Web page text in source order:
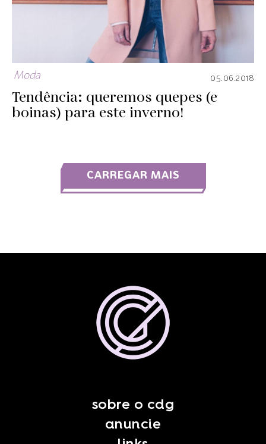
Moda 05.06.2018
Tendência: queremos quepes (e
boinas) para este inverno!
CARREGAR MAIS
sobre o cdg
anuncie